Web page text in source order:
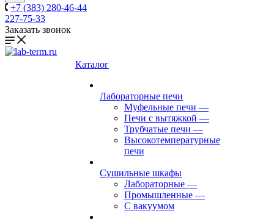
+7 (383) 280-46-44
227-75-33
Заказать звонок
Каталог
Лабораторные печи
Муфельные печи —
Печи с вытяжкой —
Трубчатые печи —
Высокотемпературные
печи
Сушильные шкафы
Лабораторные —
Промышленные —
С вакуумом